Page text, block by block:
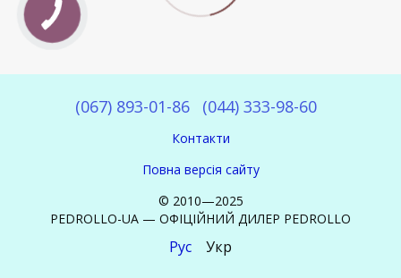
(067) 893-01-86 (044) 333-98-60
Контакти
Повна версія сайту
© 2010—2025
PEDROLLO-UA — ОФІЦІЙНИЙ ДИЛЕР PEDROLLO
Рус Укр